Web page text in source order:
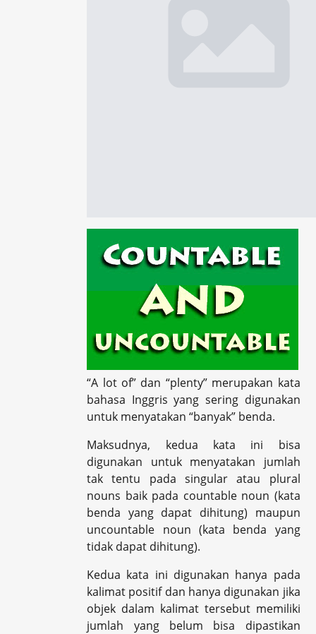
“A lot of” dan “plenty” merupakan kata
bahasa Inggris yang sering digunakan
untuk menyatakan “banyak” benda.
Maksudnya, kedua kata ini bisa
digunakan untuk menyatakan jumlah
tak tentu pada singular atau plural
nouns baik pada countable noun (kata
benda yang dapat dihitung) maupun
uncountable noun (kata benda yang
tidak dapat dihitung).
Kedua kata ini digunakan hanya pada
kalimat positif dan hanya digunakan jika
objek dalam kalimat tersebut memiliki
jumlah yang belum bisa dipastikan